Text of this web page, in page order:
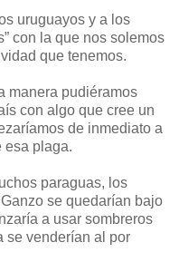
uruguayos y a los
con la que nos solemos
que tenemos.
manera pudiéramos
con algo que cree un
de inmediato a
esa plaga.
paraguas, los
se quedarían bajo
a usar sombreros
se venderían al por